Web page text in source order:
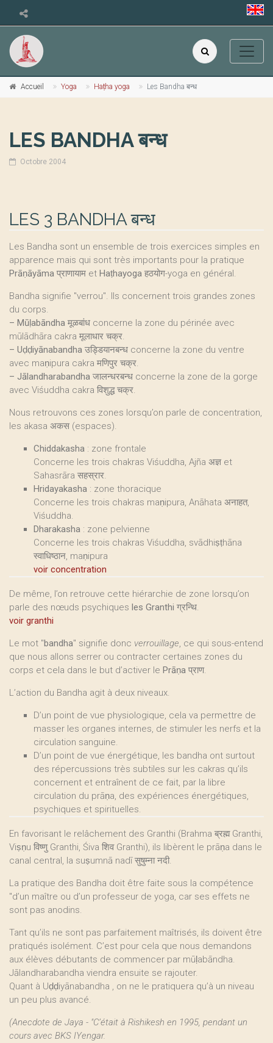
Accueil Yoga Haṭha yoga Les Bandha बन्ध
LES BANDHA बन्ध
Octobre 2004
LES 3 BANDHA बन्ध
Les Bandha sont un ensemble de trois exercices simples en
apparence mais qui sont très importants pour la pratique
Prāṇāyāma प्राणायाम et Haṭhayoga हठयोग-yoga en général.
Bandha signifie "verrou". Ils concernent trois grandes zones
du corps.
– Mūḷabāndha मूळबांध concerne la zone du périnée avec
mūlādhāra cakra मूलाधार चक्र.
– Uḍḍiyānabandha उड्डियानबन्ध concerne la zone du ventre
avec maṇipura cakra मणिपुर चक्र.
– Jālandharabandha जालन्धरबन्ध concerne la zone de la gorge
avec Viśuddha cakra विशुद्ध चक्र.
Nous retrouvons ces zones lorsqu’on parle de concentration,
les akasa अकस (espaces).
Chiddakasha : zone frontale
Concerne les trois chakras Viśuddha, Ajña अज्ञ et
Sahasrāra सहस्रार.
Hridayakasha : zone thoracique
Concerne les trois chakras maṇipura, Anāhata अनाहत,
Viśuddha.
Dharakasha : zone pelvienne
Concerne les trois chakras Viśuddha, svādhiṣṭhāna
स्वाधिष्ठान, maṇipura
voir concentration
De même, l’on retrouve cette hiérarchie de zone lorsqu’on
parle des nœuds psychiques les Granthi ग्रन्थि.
voir granthi
Le mot "bandha" signifie donc verrouillage, ce qui sous-entend
que nous allons serrer ou contracter certaines zones du
corps et cela dans le but d’activer le Prāṇa प्राण.
L’action du Bandha agit à deux niveaux.
D’un point de vue physiologique, cela va permettre de
masser les organes internes, de stimuler les nerfs et la
circulation sanguine.
D’un point de vue énergétique, les bandha ont surtout
des répercussions très subtiles sur les cakras qu’ils
concernent et entraînent de ce fait, par la libre
circulation du prāṇa, des expériences énergétiques,
psychiques et spirituelles.
En favorisant le relâchement des Granthi (Brahma ब्रह्म Granthi,
Viṣṇu विष्णु Granthi, Śiva शिव Granthi), ils libèrent le prāṇa dans le
canal central, la suṣumnā nadī सुषुम्ना नदी.
La pratique des Bandha doit être faite sous la compétence
"d’un maître ou d’un professeur de yoga, car ses effets ne
sont pas anodins.
Tant qu’ils ne sont pas parfaitement maîtrisés, ils doivent être
pratiqués isolément. C’est pour cela que nous demandons
aux élèves débutants de commencer par mūḷabāndha.
Jālandharabandha viendra ensuite se rajouter.
Quant à Uḍḍiyānabandha , on ne le pratiquera qu’à un niveau
un peu plus avancé.
(Anecdote de Jaya - "C’était à Rishikesh en 1995, pendant un
cours avec BKS IYengar.